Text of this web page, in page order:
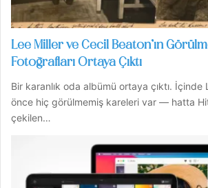
Lee Miller ve Cecil Beaton’ın
Fotoğrafları Ortaya Çıktı
Bir karanlık oda albümü ortaya çıktı. İçinde
önce hiç görülmemiş kareleri var — hatta
çekilen…